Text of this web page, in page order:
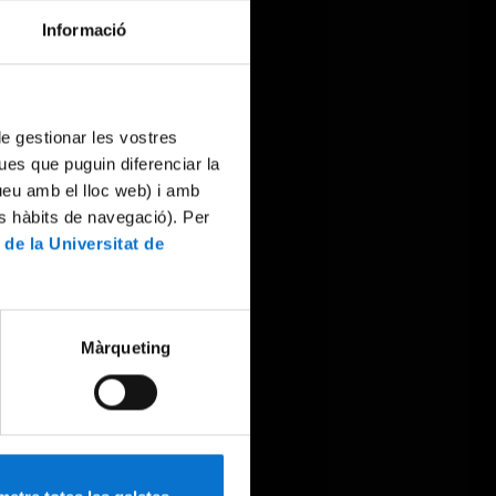
Informació
gestionar les vostres
que puguin diferenciar la
amb el lloc web) i amb
hàbits de navegació). Per
la Universitat de
Màrqueting